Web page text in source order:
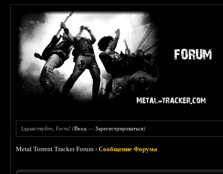
Здравствуйте, Гость! (Вход —Зарегистрироваться)
Metal Torrent Tracker Forum ›Сообщение Форума